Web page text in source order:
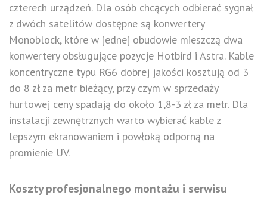
czterech urządzeń. Dla osób chcących odbierać sygnał
z dwóch satelitów dostępne są konwertery
Monoblock, które w jednej obudowie mieszczą dwa
konwertery obsługujące pozycje Hotbird i Astra. Kable
koncentryczne typu RG6 dobrej jakości kosztują od 3
do 8 zł za metr bieżący, przy czym w sprzedaży
hurtowej ceny spadają do około 1,8-3 zł za metr. Dla
instalacji zewnętrznych warto wybierać kable z
lepszym ekranowaniem i powłoką odporną na
promienie UV.
Koszty profesjonalnego montażu i serwisu